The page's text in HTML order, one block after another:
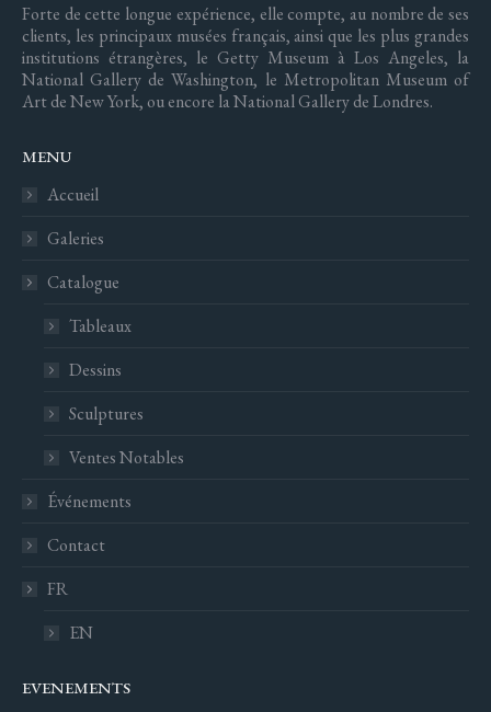
Forte de cette longue expérience, elle compte, au nombre de ses
clients, les principaux musées français, ainsi que les plus grandes
institutions étrangères, le Getty Museum à Los Angeles, la
National Gallery de Washington, le Metropolitan Museum of
Art de New York, ou encore la National Gallery de Londres.
MENU
Accueil
Galeries
Catalogue
Tableaux
Dessins
Sculptures
Ventes Notables
Événements
Contact
FR
EN
EVENEMENTS